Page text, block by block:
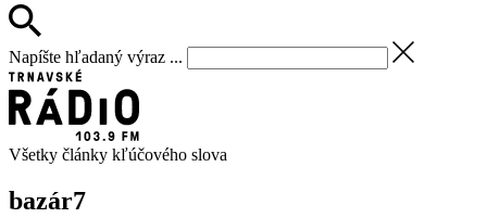
Napíšte hľadaný výraz ...
Všetky články kľúčového slova
bazár7